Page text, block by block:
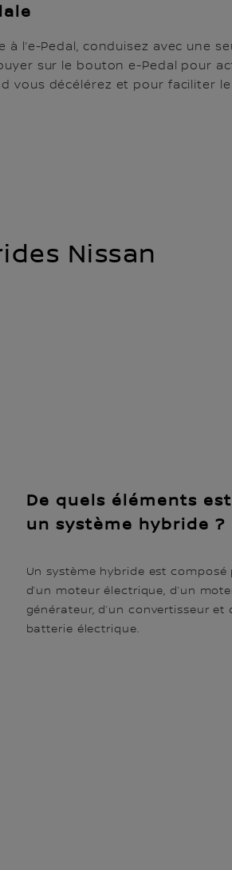
à l’e-Pedal, conduisez avec une
sur le bouton e-Pedal pour
vous décélérez et pour faciliter
Nissan
De quels éléments
un système hybride ?
Un système hybride est
d’un moteur électrique, d’un
générateur, d’un convertisseur et
batterie électrique.